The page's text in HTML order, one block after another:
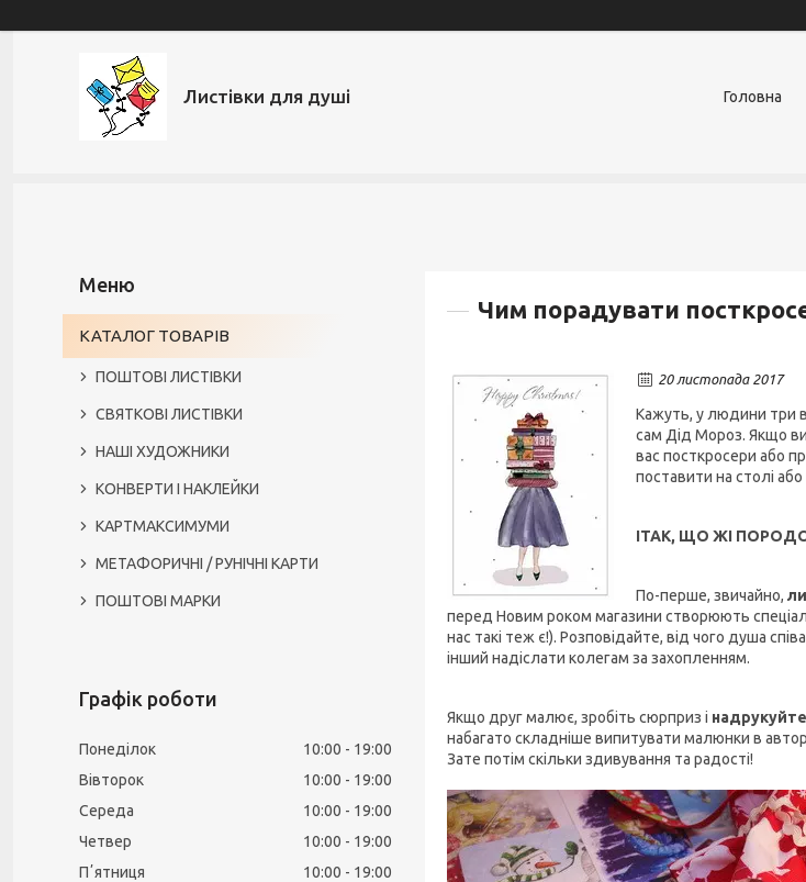
Листівки для душі Головна
Чим порадувати
20 листопада 2017
Кажуть, у людини три
сам Дід Мороз. Якщо
вас посткросери або
поставити на столі
ІТАК, ЩО ЖІ
По-перше, звичайно,
перед Новим роком магазини створюють
нас такі теж є!). Розповідайте, від чого душа
інший надіслати колегам за захопленням.
Якщо друг малює, зробіть сюрприз і
набагато складніше випитувати малюнки в
Зате потім скільки здивування та радості!
КАТАЛОГ ТОВАРІВ
ПОШТОВІ ЛИСТІВКИ
СВЯТКОВІ ЛИСТІВКИ
НАШІ ХУДОЖНИКИ
КОНВЕРТИ І НАКЛЕЙКИ
КАРТМАКСИМУМИ
МЕТАФОРИЧНІ / РУНІЧНІ КАРТИ
ПОШТОВІ МАРКИ
Графік роботи
Понеділок 10:00
19:00
Вівторок
10:00
19:00
Середа
10:00
19:00
Четвер
10:00
19:00
Пʼятниця
10:00
19:00